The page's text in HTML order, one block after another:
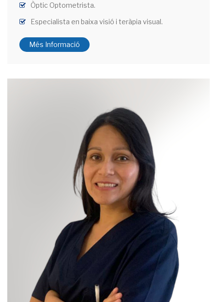
Òptic Optometrista.
Especialista en baixa visió i teràpia visual.
Més Informació